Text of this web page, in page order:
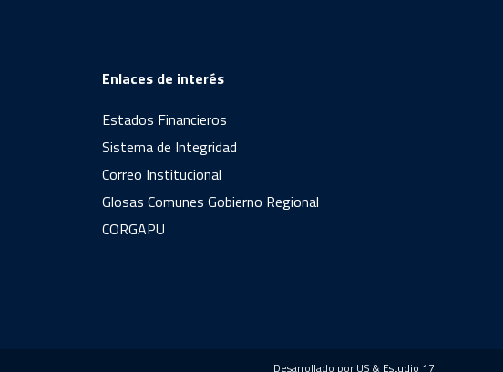
Enlaces de interés
Estados Financieros
Sistema de Integridad
Correo Institucional
Glosas Comunes Gobierno Regional
CORGAPU
Desarrollado por US & Estudio 17.